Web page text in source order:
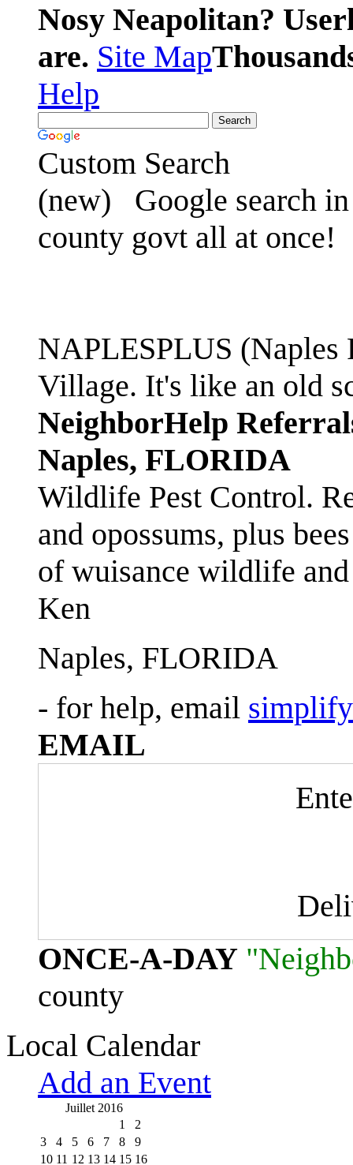
Nosy Neapolitan?
are. Site Map
Help
Custom Search
(new)
Google search
county govt all at once!
NAPLESPLUS
Village. It's like an old
NeighborHelp
Naples, FLORIDA
Wildlife Pest Control.
and opossums, plus
of wuisance wildlife
Ken
Naples, FLORIDA
- for help, email
EMAIL
ONCE-A-DAY
county
Local Calendar
Add an Event
Juillet 2016
1
2
3
4 5 6 7 8
9
10 11 12 13 14 15 16